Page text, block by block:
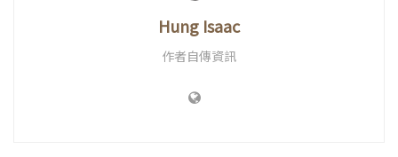
Hung Isaac
作者自傳資訊